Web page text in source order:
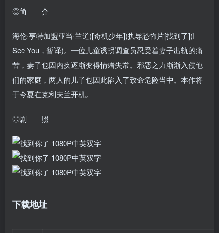
◎简 介
海伦·亨特加盟亚当·兰道([奇机少年])执导恐怖片[找到了](I
See You，暂译)。一位儿童诱拐调查员忍受着妻子出轨的痛
苦，妻子也因内疚逐渐变得情绪失常。邪恶之力渐渐入侵他
们的家庭，两人的儿子也因此陷入了致命危险当中。本作将
于今夏在克利夫兰开机。
◎剧 照
下载地址